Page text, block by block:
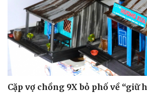
Cặp vợ chồng 9X bỏ phố về “giữ